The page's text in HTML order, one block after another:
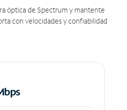
óptica de Spectrum y mantente
con velocidades y confiabilidad